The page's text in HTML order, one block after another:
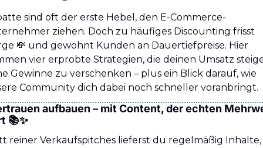
sind oft der erste Hebel, den E-Commerce-
ziehen. Doch zu häufiges Discounting frisst
💸 und gewöhnt Kunden an Dauertiefpreise. Hier
vier erprobte Strategien, die deinen Umsatz
Gewinne zu verschenken – plus ein Blick darauf, wie
Community dich dabei noch schneller voranbringt.
aufbauen – mit Content, der echten
📚✨
reiner Verkaufspitches lieferst du regelmäßig Inhalte,